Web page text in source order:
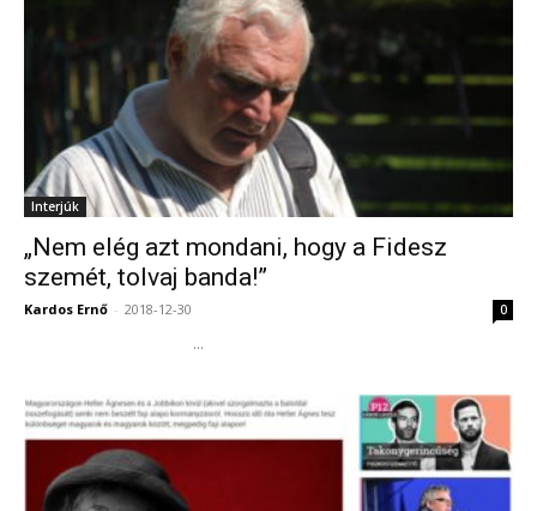
Interjúk
„Nem elég azt mondani, hogy a Fidesz
szemét, tolvaj banda!”
Kardos Ernő - 2018-12-30 0
...